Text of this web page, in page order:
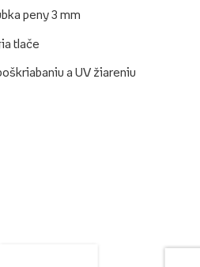
peny 3 mm
tlače
a UV žiareniu